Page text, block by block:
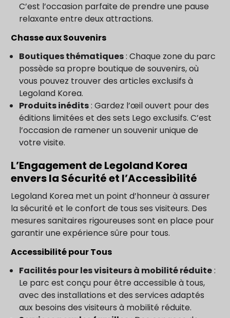
C’est l’occasion parfaite de prendre une pause
relaxante entre deux attractions.
Chasse aux Souvenirs
Boutiques thématiques: Chaque zone du parc
possède sa propre boutique de souvenirs, où
vous pouvez trouver des articles exclusifs à
Legoland Korea.
Produits inédits: Gardez l’œil ouvert pour des
éditions limitées et des sets Lego exclusifs. C’est
l’occasion de ramener un souvenir unique de
votre visite.
L’Engagement de Legoland Korea
envers la Sécurité et l’Accessibilité
Legoland Korea met un point d’honneur à assurer
la sécurité et le confort de tous ses visiteurs. Des
mesures sanitaires rigoureuses sont en place pour
garantir une expérience sûre pour tous.
Accessibilité pour Tous
Facilités pour les visiteurs à mobilité réduite:
Le parc est conçu pour être accessible à tous,
avec des installations et des services adaptés
aux besoins des visiteurs à mobilité réduite.